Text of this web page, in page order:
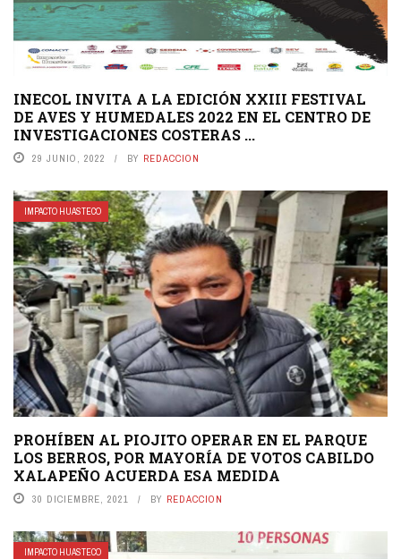
INECOL INVITA A LA EDICIÓN XXIII FESTIVAL
DE AVES Y HUMEDALES 2022 EN EL CENTRO DE
INVESTIGACIONES COSTERAS ...
29 JUNIO, 2022 BY REDACCION
IMPACTO HUASTECO
PROHÍBEN AL PIOJITO OPERAR EN EL PARQUE
LOS BERROS, POR MAYORÍA DE VOTOS CABILDO
XALAPEÑO ACUERDA ESA MEDIDA
30 DICIEMBRE, 2021 BY REDACCION
IMPACTO HUASTECO